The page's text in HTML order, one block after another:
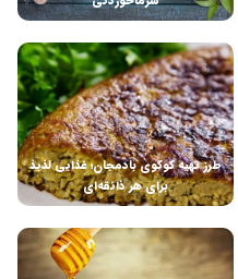
طرز تهیه کوکوی بادمجان؛ غذایی لذیذ
برای هر ذائقه‌ای